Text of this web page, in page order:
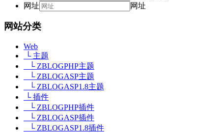
网址
网址
网站分类
Web
└ 主题
└ ZBLOGPHP主题
└ ZBLOGASP主题
└ ZBLOGASP1.8主题
└ 插件
└ ZBLOGPHP插件
└ ZBLOGASP插件
└ ZBLOGASP1.8插件